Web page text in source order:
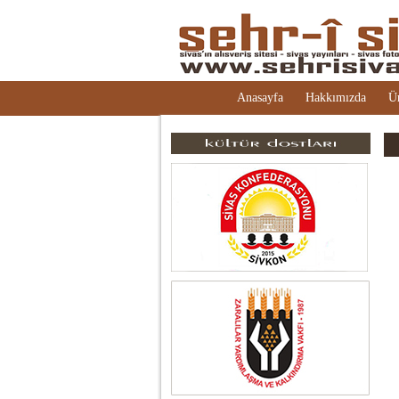
Anasayfa Hakkımızda